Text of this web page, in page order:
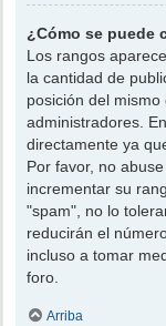
¿Cómo se puede
Los rangos
la cantidad de
posición del
administradores.
directamente ya
Por favor, no
incrementar su
"spam", no lo
reducirán el
incluso a tomar
foro.
Arriba